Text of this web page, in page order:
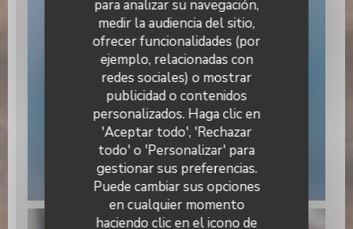
para analizar su navegación,
medir la audiencia del sitio,
ofrecer funcionalidades (por
ejemplo, relacionadas con
redes sociales) o mostrar
publicidad o contenidos
personalizados. Haga clic en
'Aceptar todo', 'Rechazar
todo' o 'Personalizar' para
gestionar sus preferencias.
Puede cambiar sus opciones
en cualquier momento
haciendo clic en el icono de